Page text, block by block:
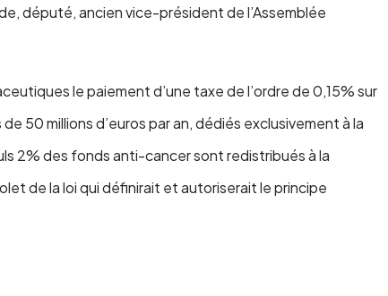
député, ancien vice-président de l’Assemblée
le paiement d’une taxe de l’ordre de 0,15% sur
50 millions d’euros par an, dédiés exclusivement à la
2% des fonds anti-cancer sont redistribués à la
de la loi qui définirait et autoriserait le principe